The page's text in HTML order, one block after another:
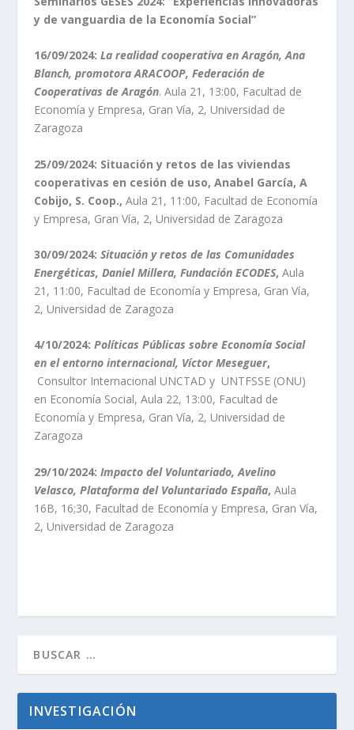
y de vanguardia de la Economía Social”
16/09/2024: La realidad cooperativa en Aragón, Ana
Blanch, promotora ARACOOP, Federación de
Cooperativas de Aragón. Aula 21, 13:00, Facultad de
Economía y Empresa, Gran Vía, 2, Universidad de
Zaragoza
25/09/2024: Situación y retos de las viviendas
cooperativas en cesión de uso, Anabel García, A
Cobijo, S. Coop., Aula 21, 11:00, Facultad de Economía
y Empresa, Gran Vía, 2, Universidad de Zaragoza
30/09/2024: Situación y retos de las Comunidades
Energéticas, Daniel Millera, Fundación ECODES, Aula
21, 11:00, Facultad de Economía y Empresa, Gran Vía,
2, Universidad de Zaragoza
4/10/2024: Políticas Públicas sobre Economía Social
en el entorno internacional, Víctor Meseguer,
Consultor Internacional UNCTAD y UNTFSSE (ONU)
en Economía Social, Aula 22, 13:00, Facultad de
Economía y Empresa, Gran Vía, 2, Universidad de
Zaragoza
29/10/2024: Impacto del Voluntariado, Avelino
Velasco, Plataforma del Voluntariado España, Aula
16B, 16;30, Facultad de Economía y Empresa, Gran Vía,
2, Universidad de Zaragoza
INVESTIGACIÓN